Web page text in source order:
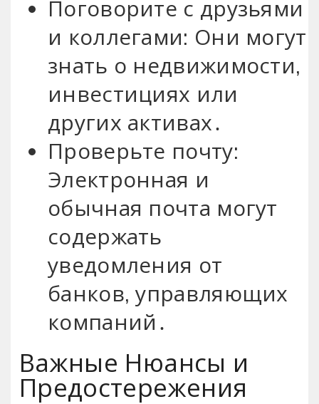
Поговорите с друзьями
и коллегами: Они могут
знать о недвижимости,
инвестициях или
других активах․
Проверьте почту:
Электронная и
обычная почта могут
содержать
уведомления от
банков, управляющих
компаний․
Важные Нюансы и
Предостережения